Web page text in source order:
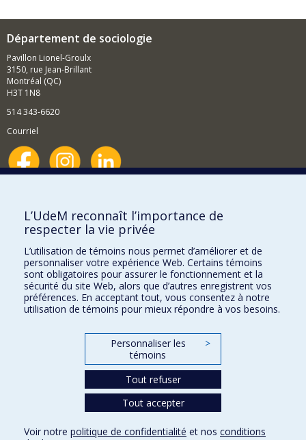
Département de sociologie
Pavillon Lionel-Groulx
3150, rue Jean-Brillant
Montréal (QC)
H3T 1N8
514 343-6620
Courriel
Comment soutenir le Département?
BESOIN D'AIDE?
Plan du site
Signaler une erreur
Accessibilité
FACULTÉ DES ARTS ET DES SCIENCES
Nos départements et écoles
L’UdeM reconnaît l’importance de
respecter la vie privée
L’utilisation de témoins nous permet d’améliorer et de
personnaliser votre expérience Web. Certains témoins
sont obligatoires pour assurer le fonctionnement et la
sécurité du site Web, alors que d’autres enregistrent vos
préférences. En acceptant tout, vous consentez à notre
utilisation de témoins pour mieux répondre à vos besoins.
Personnaliser les
témoins
>
Tout refuser
Tout accepter
Voir notre politique de confidentialité et nos conditions